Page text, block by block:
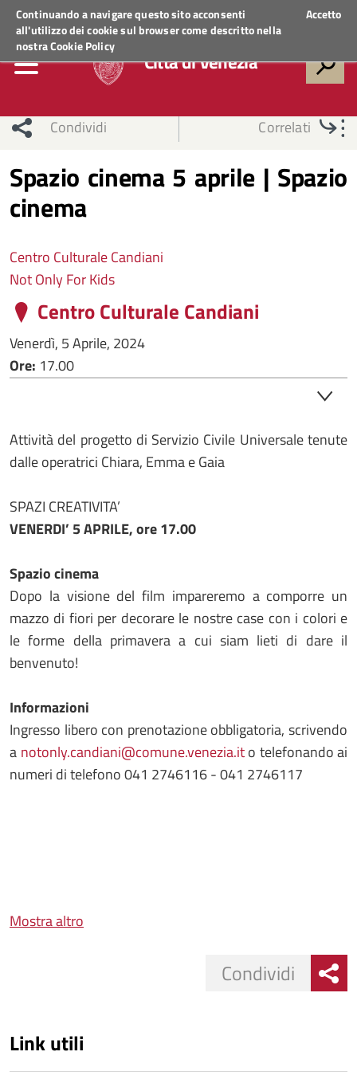
Continuando a navigare questo sito acconsenti
all'utilizzo dei cookie sul browser come descritto nella
nostraCookie Policy
Accetto
Regione VenetoACCEDI AI SERVIZI
Città di Venezia
Condividi Correlati
Spazio cinema 5 aprile | Spazio
cinema
Centro Culturale Candiani
Not Only For Kids
Centro Culturale Candiani
Venerdì, 5 Aprile, 2024
Ore: 17.00
Attività del progetto di Servizio Civile Universale tenute
dalle operatrici Chiara, Emma e Gaia
SPAZI CREATIVITA’
VENERDI’ 5 APRILE, ore 17.00
Spazio cinema
Dopo la visione del film impareremo a comporre un
mazzo di fiori per decorare le nostre case con i colori e
le forme della primavera a cui siam lieti di dare il
benvenuto!
Informazioni
Ingresso libero con prenotazione obbligatoria, scrivendo
a notonly.candiani@comune.venezia.ito telefonando ai
numeri di telefono 041 2746116 - 041 2746117
Mostra altro
Condividi
Link utili